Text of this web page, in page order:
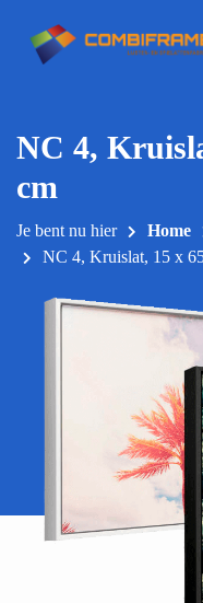
naar
NC 4,
cm
Je bent nu hier Home
NC 4, Kruislat, 15 x